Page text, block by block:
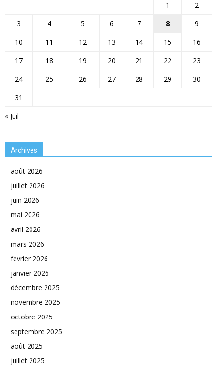
« Juil
1
2
3
4 5 6 7 8
9
10
11 12 13 14 15
16
17
18 19 20 21 22
23
24
25 26 27 28 29
30
31
Archives
août 2026
juillet 2026
juin 2026
mai 2026
avril 2026
mars 2026
février 2026
janvier 2026
décembre 2025
novembre 2025
octobre 2025
septembre 2025
août 2025
juillet 2025